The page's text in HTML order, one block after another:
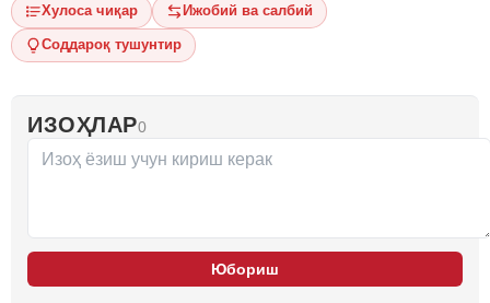
Хулоса чиқар Ижобий ва салбий
Соддароқ тушунтир
ИЗОҲЛАР0
Юбориш